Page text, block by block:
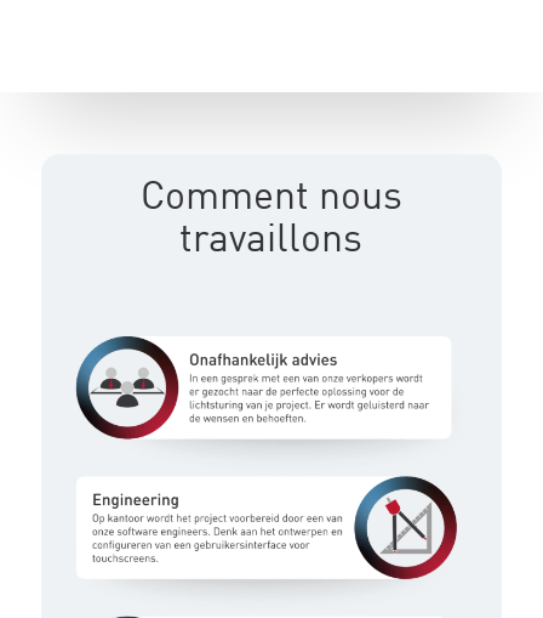
Comment nous
travaillons